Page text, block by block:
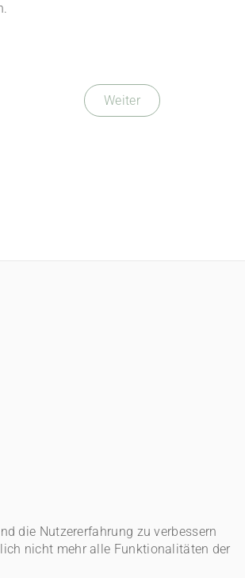
Weiter
die Nutzererfahrung zu verbessern
nicht mehr alle Funktionalitäten der